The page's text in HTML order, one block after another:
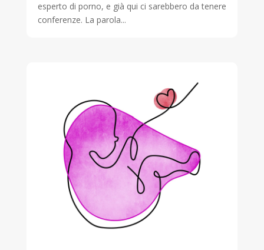
esperto di porno, e già qui ci sarebbero da tenere
conferenze. La parola...